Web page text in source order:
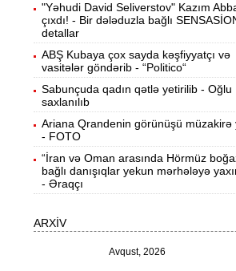
10:34
Azərbaycanda icra başçısı
rayonlar -
Bağlanan universitetin
narazıdır -İşsiz qalıblar
10:02 Pakistanda leysan yağışları -
çox insan ölüb
9:48
II Qaregin məhkəmə qarşısına
Ermənistan tarixində ilk
gözlənilir“ -
Ən çox çörək və ət yeyən
"Yəhudi David Seliverstov" Kazım
çıxdı! - Bir dələduzla bağlı
detallar
ABŞ Kubaya çox sayda kəşfiyyatçı və
vasitələr göndərib - “Politico“
Sabunçuda qadın qətlə yetirilib - Oğlu
saxlanılıb
Ariana Qrandenin görünüşü müzakirə
- FOTO
“İran və Oman arasında Hörmüz
bağlı danışıqlar yekun mərhələyə
- Əraqçı
ARXİV
Avqust, 2026